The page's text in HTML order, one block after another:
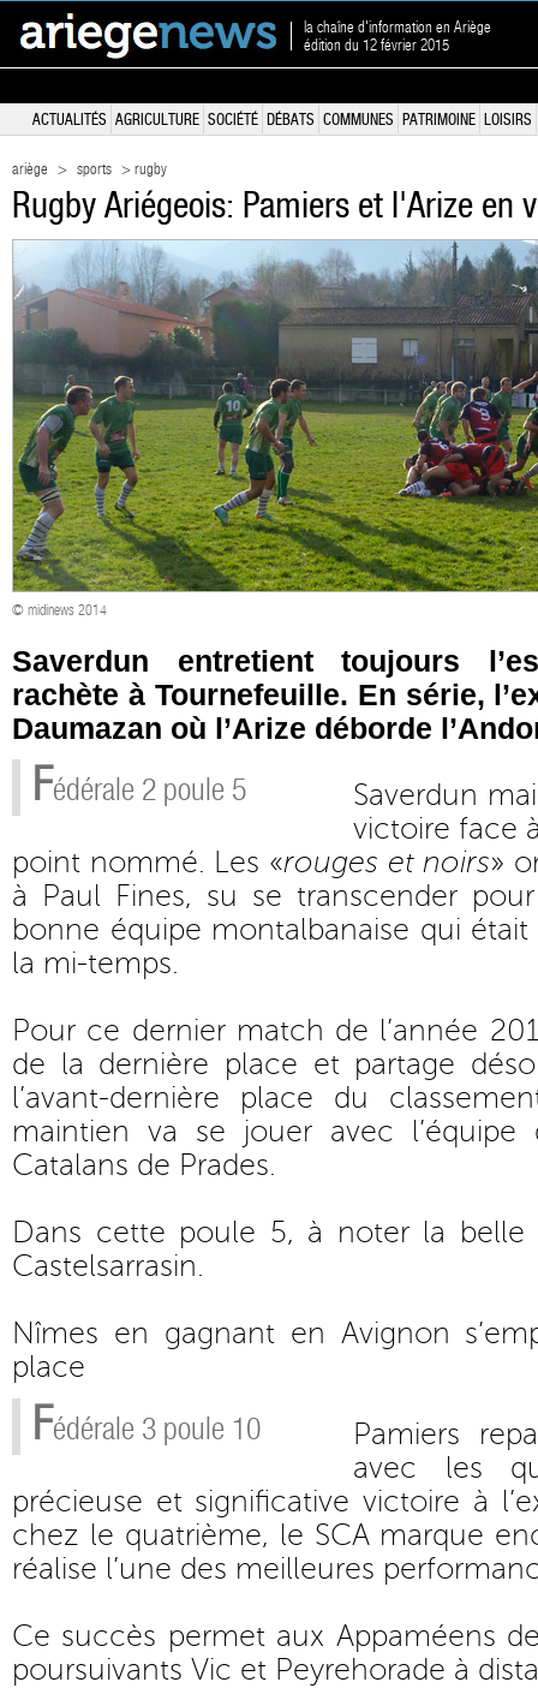
la chaîne d'information en Ariège
édition du 12 février 2015
ACTUALITÉS AGRICULTURE SOCIÉTÉ DÉBATS COMMUNES PATRIMOINE LOISIRS
ariège > sports > rugby
Rugby Ariégeois: Pamiers et l'Arize en
© midinews 2014
Saverdun entretient toujours
rachète à Tournefeuille. En série,
Daumazan où l’Arize déborde
Fédérale 2 poule 5
Saverdun
victoire face
point nommé. Les «rouges et noirs»
à Paul Fines, su se transcender
bonne équipe montalbanaise qui
la mi-temps.
Pour ce dernier match de l’année
de la dernière place et partage
l’avant-dernière place du
maintien va se jouer avec
Catalans de Prades.
Dans cette poule 5, à noter la belle
Castelsarrasin.
Nîmes en gagnant en Avignon
place
Fédérale 3 poule 10
Pamiers
avec les
précieuse et significative victoire à
chez le quatrième, le SCA marque
réalise l’une des meilleures
Ce succès permet aux Appaméens
poursuivants Vic et Peyrehorade à